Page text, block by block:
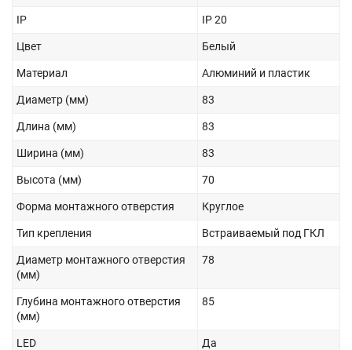
IP IP 20
Цвет Белый
Материал Алюминий и пластик
Диаметр (мм) 83
Длина (мм) 83
Ширина (мм) 83
Высота (мм) 70
Форма монтажного отверстия Круглое
Тип крепления Встраиваемый под ГКЛ
Диаметр монтажного отверстия
(мм)
78
Глубина монтажного отверстия
(мм)
85
LED Да